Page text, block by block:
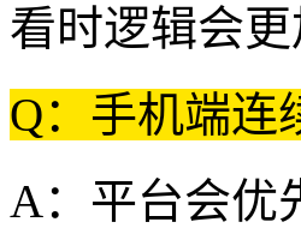
看时逻辑会
Q：手机端连
A：平台会优